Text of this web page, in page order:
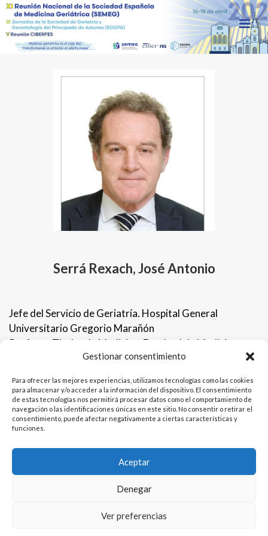
Gestionar consentimiento
Para ofrecer las mejores experiencias, utilizamos tecnologías como las cookies
para almacenar y/o acceder a la información del dispositivo. El consentimiento
de estas tecnologías nos permitirá procesar datos como el comportamiento de
navegación o las identificaciones únicas en este sitio. No consentir o retirar el
consentimiento, puede afectar negativamente a ciertas características y
funciones.
Aceptar
Denegar
Ver preferencias
Serrá Rexach, José Antonio
Jefe del Servicio de Geriatría. Hospital General
Universitario Gregorio Marañón
Profesor Titular de Medicina. Facultad de Medicina.
Universidad Complutense
Instituto de Salud Carlos III, Madrid
AM Conferences & Meetings
Política de Privacidad